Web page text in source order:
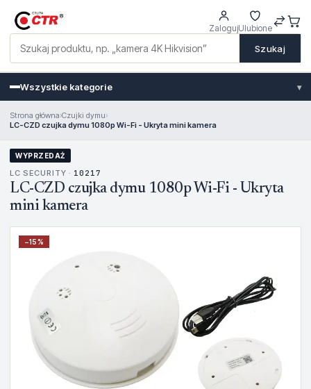
Szukaj
ZalogujUlubione
Wszystkie kategorie ▾
Strona główna›Czujki dymu›
LC-CZD czujka dymu 1080p Wi-Fi - Ukryta mini kamera
WYPRZEDAŻ
LC SECURITY · 10217
LC-CZD czujka dymu 1080p Wi-Fi - Ukryta
mini kamera
−15%